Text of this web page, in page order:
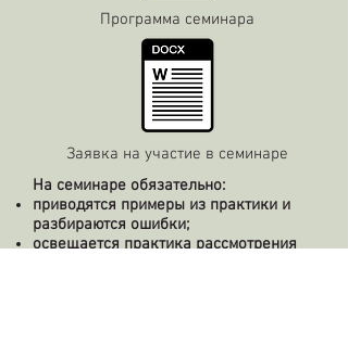
Программа семинара
Заявка на участие в семинаре
На семинаре обязательно:
приводятся примеры из практики и
разбираются ошибки;
освещается практика рассмотрения